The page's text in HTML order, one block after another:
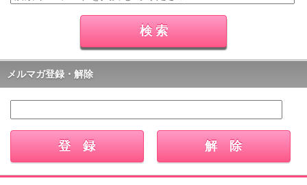
メルマガ登録・解除